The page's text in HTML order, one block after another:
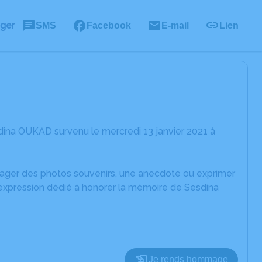
SMS Facebook E-mail Lien
OUKAD survenu le mercredi 13 janvier 2021 à
des photos souvenirs, une anecdote ou exprimer
dédié à honorer la mémoire de Sesdina
Je rends hommage